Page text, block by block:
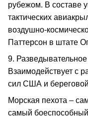
рубежом. В составе
тактических
воздушно-
Паттерсон в штате
9.
Взаимодействует с
сил США и
Морская пехота –
самый